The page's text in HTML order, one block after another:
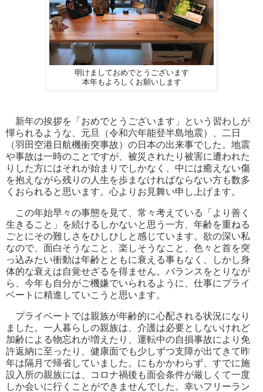
明けましておめでとうございます
本年もよろしくお願いします
新年の挨拶を「おめでとうございます」という習わしが
憚られるような、元旦（令和六年能登半島地震）、二日
（羽田空港日航機衝突事故）の日本の出来事でした。地震
や事故は一時のことですが、被災されたり被害に遭われた
りした方にはそれが始まりでしかなく、中には癒えない傷
を抱えながら残りの人生を歩まなければならない方も数多
くおられると思います。心よりお見舞い申し上げます。
この年始早々の事態を見て、常々考えている「より善く
生きること」を続けるしかないと思う一方、年齢を重ねる
ごとにその難しさをひしひしと感じています。欲の深い私
なので、面白そうなこと、楽しそうなこと、色々と首を突
っ込みたい衝動は年齢とともに衰える事もなく、しかし身
体的な衰えは自覚せざるを得ません。バランスをとりなが
ら、今年も自分がご機嫌でいられるように、仕事にプライ
ベートに精進していこうと思います。
プライベートでは親族が年齢的に心配される状況になり
ました。一人暮らしの親族は、介護は必要としないけれど
加齢による物忘れが増えたり、運転中の自損事故により免
許返納に至ったり、健康面でも少しずつ支障が出てきて昨
年は隔月で帰省していました。にもかかわらず、すでに施
設入所の親族には、コロナ禍後も面会条件が厳しくて一度
しか会いに行くことができませんでした。幸いフリーラン